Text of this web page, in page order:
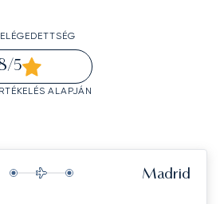
/5
ALAPJÁN
Madrid